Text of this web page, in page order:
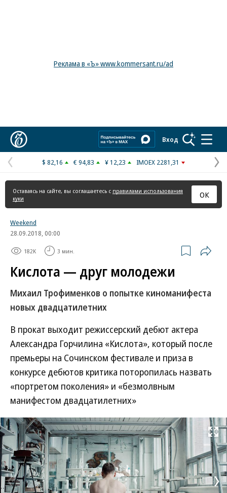
Реклама в «Ъ» www.kommersant.ru/ad
Вход
Предыдущая
страница
$ 82,16 € 94,83 ¥ 12,23 IMOEX 2281,31
Оставаясь на сайте, вы соглашаетесь с правилами использования
куки
ОК
Weekend
28.09.2018, 00:00
182K 3 мин.
Кислота — друг молодежи
Михаил Трофименков о попытке киноманифеста
новых двадцатилетних
В прокат выходит режиссерский дебют актера
Александра Горчилина «Кислота», который после
премьеры на Сочинском фестивале и приза в
конкурсе дебютов критика поторопилась назвать
«портретом поколения» и «безмолвным
манифестом двадцатилетних»
Развернуть